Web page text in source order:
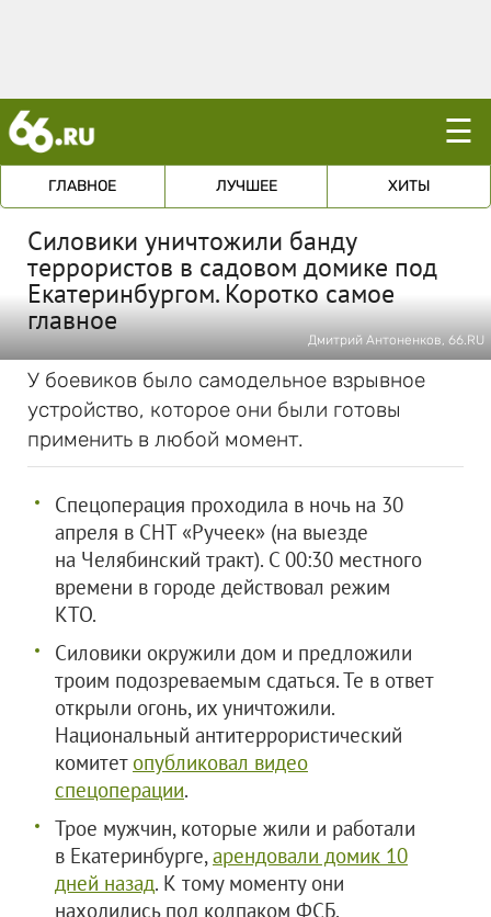
☰
ГЛАВНОЕ ЛУЧШЕЕ ХИТЫ
Силовики уничтожили банду
террористов в садовом домике под
Екатеринбургом. Коротко самое
главное
Дмитрий Антоненков, 66.RU
У боевиков было самодельное взрывное
устройство, которое они были готовы
применить в любой момент.
Спецоперация проходила в ночь на 30
апреля в СНТ «Ручеек» (на выезде
на Челябинский тракт). С 00:30 местного
времени в городе действовал режим
КТО.
Силовики окружили дом и предложили
троим подозреваемым сдаться. Те в ответ
открыли огонь, их уничтожили.
Национальный антитеррористический
комитет опубликовал видео
спецоперации.
Трое мужчин, которые жили и работали
в Екатеринбурге,арендовали домик 10
дней назад. К тому моменту они
находились под колпаком ФСБ.